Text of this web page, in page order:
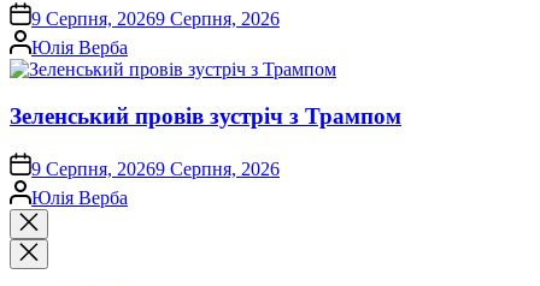
on9 Серпня, 20269 Серпня, 2026
Опубліковано
Юлія Верба
Зеленський провів зустріч з Трампом
on9 Серпня, 20269 Серпня, 2026
Опубліковано
Юлія Верба
Закрити
пошук